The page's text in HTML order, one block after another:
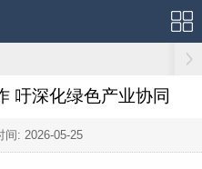
吁深化绿色产业协同
间: 2026-05-25